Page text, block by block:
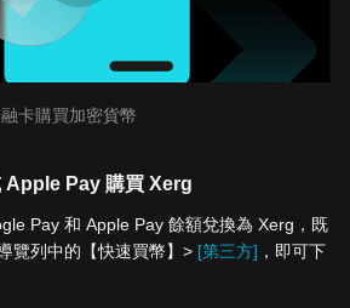
卡購買加密貨幣
Pay 購買 Xerg
Pay 和 Apple Pay 餘額兌換為 Xerg，既
覽列中的【快速買幣】> [第三方] ，即可下